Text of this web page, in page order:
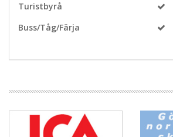
Turistbyrå
Buss/Tåg/Färja